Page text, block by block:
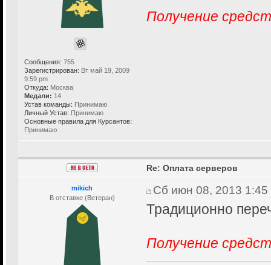
Сообщения: 755
Зарегистрирован: Вт май 19, 2009
9:59 pm
Откуда: Москва
Медали: 14
Устав команды: Принимаю
Личный Устав: Принимаю
Основные правила для Курсантов:
Принимаю
Получение
mikich
В отставке (Ветеран)
Re: Оплата серверов
Сб июн 08, 2013 1:45
Традиционно
Получение